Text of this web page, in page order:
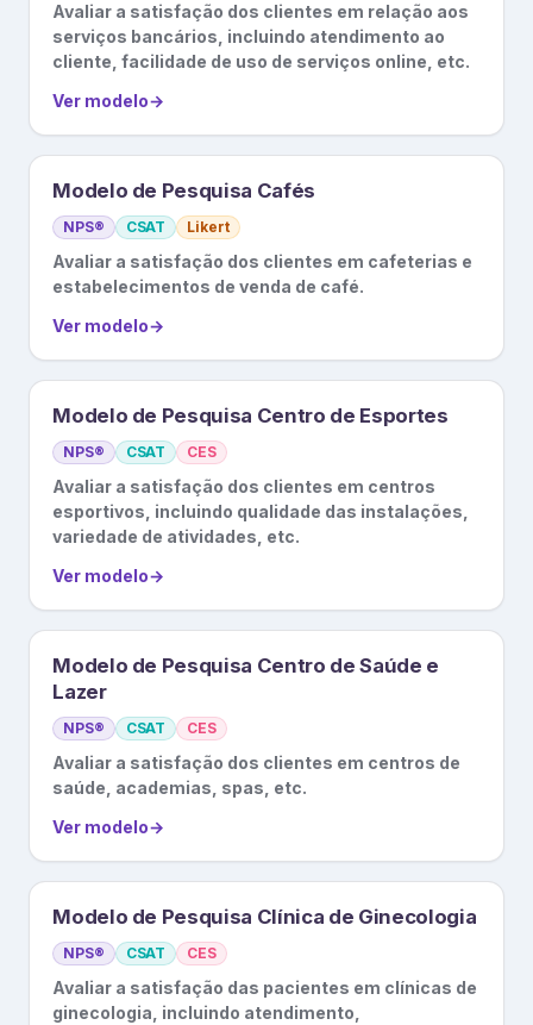
Avaliar a satisfação dos clientes em relação aos
serviços bancários, incluindo atendimento ao
cliente, facilidade de uso de serviços online, etc.
Ver modelo→
Modelo de Pesquisa Cafés
NPS® CSAT Likert
Avaliar a satisfação dos clientes em cafeterias e
estabelecimentos de venda de café.
Ver modelo→
Modelo de Pesquisa Centro de Esportes
NPS® CSAT CES
Avaliar a satisfação dos clientes em centros
esportivos, incluindo qualidade das instalações,
variedade de atividades, etc.
Ver modelo→
Modelo de Pesquisa Centro de Saúde e
Lazer
NPS® CSAT CES
Avaliar a satisfação dos clientes em centros de
saúde, academias, spas, etc.
Ver modelo→
Modelo de Pesquisa Clínica de Ginecologia
NPS® CSAT CES
Avaliar a satisfação das pacientes em clínicas de
ginecologia, incluindo atendimento,